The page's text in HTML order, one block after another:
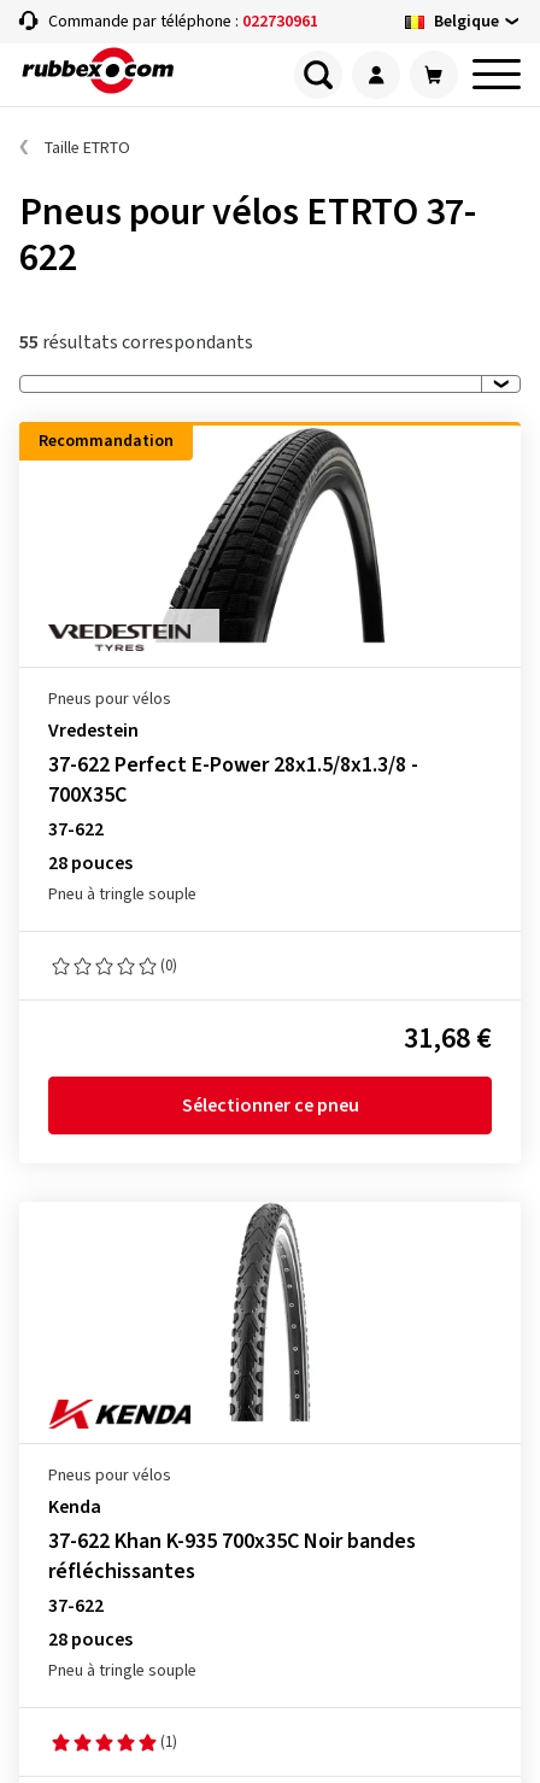
Commande par téléphone : 022730961 Belgique
Taille ETRTO
Pneus pour vélos ETRTO 37-
622
55 résultats correspondants
Recommandation
Pneus pour vélos
Vredestein
37-622 Perfect E-Power 28x1.5/8x1.3/8 -
700X35C
37-622
28 pouces
Pneu à tringle souple
(0)
31,68 €
Sélectionner ce pneu
Pneus pour vélos
Kenda
37-622 Khan K-935 700x35C Noir bandes
réfléchissantes
37-622
28 pouces
Pneu à tringle souple
(1)